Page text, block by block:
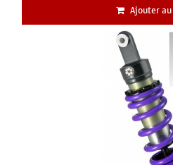
Ajouter